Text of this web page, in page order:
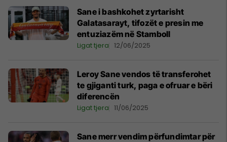
Sane i bashkohet zyrtarisht
Galatasarayt, tifozët e presin me
entuziazëm në Stamboll
Ligat tjera 12/06/2025
Leroy Sane vendos të transferohet
te gjiganti turk, paga e ofruar e bëri
diferencën
Ligat tjera 11/06/2025
Sane merr vendim përfundimtar për